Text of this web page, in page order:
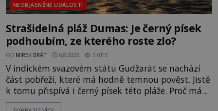
NEOBJASNĚNÉ UDÁLOSTI
Strašidelná pláž Dumas: Je černý písek
podhoubím, ze kterého roste zlo?
OD MIREK BRÁT 6.8.2026 5.6TIS
V indickém svazovém státu Gudžarát se nachází
část pobřeží, které má hodně temnou pověst. Jistě
k tomu přispívá i černý písek této pláže. Proč má
pláž takové netypické zbarvení? Nakolik jsou